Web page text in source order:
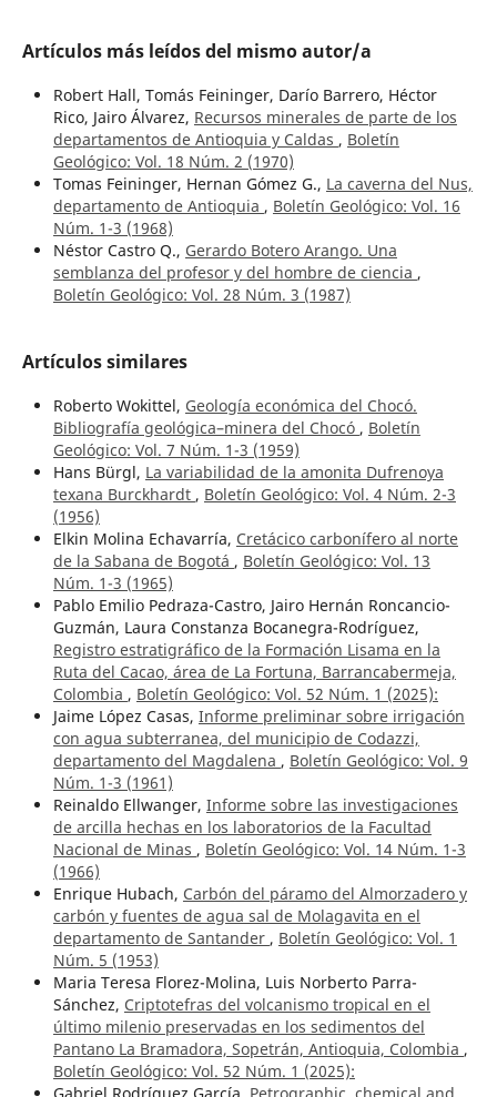
Artículos más leídos del mismo autor/a
Robert Hall, Tomás Feininger, Darío Barrero, Héctor
Rico, Jairo Álvarez, Recursos minerales de parte de los
departamentos de Antioquia y Caldas , Boletín
Geológico: Vol. 18 Núm. 2 (1970)
Tomas Feininger, Hernan Gómez G., La caverna del Nus,
departamento de Antioquia , Boletín Geológico: Vol. 16
Núm. 1-3 (1968)
Néstor Castro Q., Gerardo Botero Arango. Una
semblanza del profesor y del hombre de ciencia ,
Boletín Geológico: Vol. 28 Núm. 3 (1987)
Artículos similares
Roberto Wokittel, Geología económica del Chocó.
Bibliografía geológica–minera del Chocó , Boletín
Geológico: Vol. 7 Núm. 1-3 (1959)
Hans Bürgl, La variabilidad de la amonita Dufrenoya
texana Burckhardt , Boletín Geológico: Vol. 4 Núm. 2-3
(1956)
Elkin Molina Echavarría, Cretácico carbonífero al norte
de la Sabana de Bogotá , Boletín Geológico: Vol. 13
Núm. 1-3 (1965)
Pablo Emilio Pedraza-Castro, Jairo Hernán Roncancio-
Guzmán, Laura Constanza Bocanegra-Rodríguez,
Registro estratigráfico de la Formación Lisama en la
Ruta del Cacao, área de La Fortuna, Barrancabermeja,
Colombia , Boletín Geológico: Vol. 52 Núm. 1 (2025):
Jaime López Casas, Informe preliminar sobre irrigación
con agua subterranea, del municipio de Codazzi,
departamento del Magdalena , Boletín Geológico: Vol. 9
Núm. 1-3 (1961)
Reinaldo Ellwanger, Informe sobre las investigaciones
de arcilla hechas en los laboratorios de la Facultad
Nacional de Minas , Boletín Geológico: Vol. 14 Núm. 1-3
(1966)
Enrique Hubach, Carbón del páramo del Almorzadero y
carbón y fuentes de agua sal de Molagavita en el
departamento de Santander , Boletín Geológico: Vol. 1
Núm. 5 (1953)
Maria Teresa Florez-Molina, Luis Norberto Parra-
Sánchez, Criptotefras del volcanismo tropical en el
último milenio preservadas en los sedimentos del
Pantano La Bramadora, Sopetrán, Antioquia, Colombia ,
Boletín Geológico: Vol. 52 Núm. 1 (2025):